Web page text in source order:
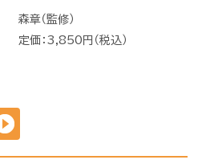
森章（監修）
定価：3,850円（税込）